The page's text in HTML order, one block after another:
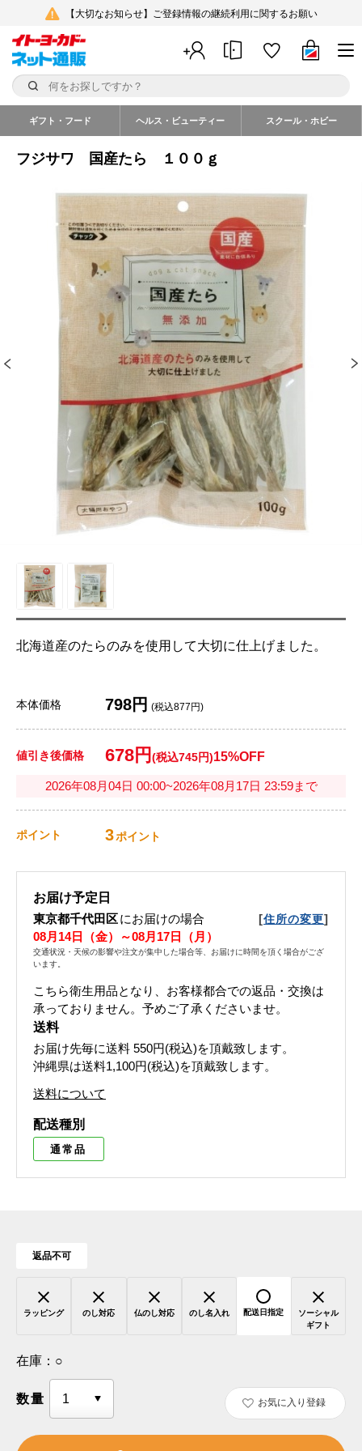
【大切なお知らせ】ご登録情報の継続利用に関するお願い
ギフト・フード ヘルス・ビューティー スクール・ホビー
フジサワ 国産たら １００ｇ
北海道産のたらのみを使用して大切に仕上げました。
本体価格 798円 (税込877円)
値引き後価格 678円 (税込745円)15%OFF
2026年08月04日 00:00~2026年08月17日 23:59まで
ポイント 3ポイント
お届け予定日
東京都千代田区にお届けの場合 [住所の変更]
08月14日（金）～08月17日（月）
交通状況・天候の影響や注文が集中した場合等、お届けに時間を頂く場合がござ
います。
こちら衛生用品となり、お客様都合での返品・交換は
承っておりません。予めご了承くださいませ。
送料
お届け先毎に送料 550円(税込)を頂戴致します。
沖縄県は送料1,100円(税込)を頂戴致します。
送料について
配送種別
通常品
返品不可
ラッピング のし対応 仏のし対応 のし名入れ 配送日指定
ソーシャル
ギフト
在庫： ○
数量 お気に入り登録